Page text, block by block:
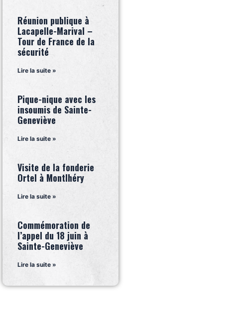
Réunion publique à
Lacapelle-Marival –
Tour de France de la
sécurité
Lire la suite »
Pique-nique avec les
insoumis de Sainte-
Geneviève
Lire la suite »
Visite de la fonderie
Ortel à Montlhéry
Lire la suite »
Commémoration de
l’appel du 18 juin à
Sainte-Geneviève
Lire la suite »